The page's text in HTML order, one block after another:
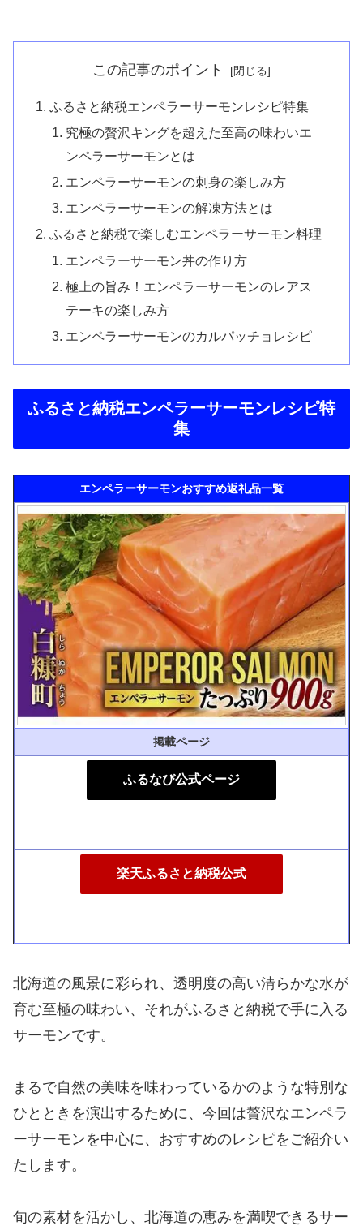
この記事のポイント
ふるさと納税エンペラーサーモンレシピ特集
究極の贅沢キングを超えた至高の味わいエ
ンペラーサーモンとは
エンペラーサーモンの刺身の楽しみ方
エンペラーサーモンの解凍方法とは
ふるさと納税で楽しむエンペラーサーモン料理
エンペラーサーモン丼の作り方
極上の旨み！エンペラーサーモンのレアス
テーキの楽しみ方
エンペラーサーモンのカルパッチョレシピ
ふるさと納税エンペラーサーモンレシピ特
集
エンペラーサーモンおすすめ返礼品一覧
掲載ページ
ふるなび公式ページ
楽天ふるさと納税公式
北海道の風景に彩られ、透明度の高い清らかな水が
育む至極の味わい、それがふるさと納税で手に入る
サーモンです。
まるで自然の美味を味わっているかのような特別な
ひとときを演出するために、今回は贅沢なエンペラ
ーサーモンを中心に、おすすめのレシピをご紹介い
たします。
旬の素材を活かし、北海道の恵みを満喫できるサー